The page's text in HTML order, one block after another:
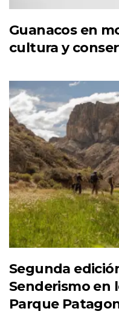
Guanacos en
cultura y
Segunda
Senderismo en
Parque